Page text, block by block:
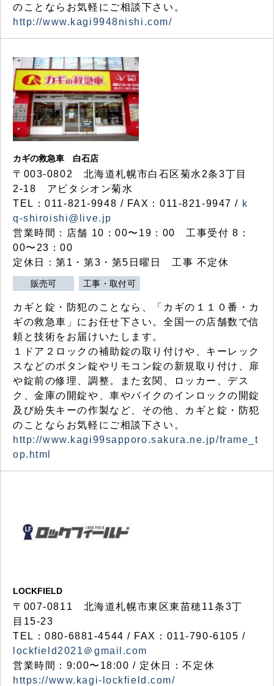
のことならお気軽にご相談下さい。
http://www.kagi9948nishi.com/
カギの救急車 白石店
〒003-0802 北海道札幌市白石区菊水2条3丁目
2-18 アビタシオン菊水
TEL：011-821-9948 / FAX：011-821-9947 / k
q-shiroishi@live.jp
営業時間：店舗 10：00〜19：00 工事受付 8：
00〜23：00
定休日：第1・第3・第5日曜日 工事 不定休
販売可 工事・取付可
カギと錠・防犯のことなら、「カギの１１０番・カ
ギの救急車」にお任せ下さい。全国一の店舗数で信
頼と技術をお届けいたします。
１ドア２ロックの補助錠の取り付けや、キーレック
スなどのボタン錠やリモコン錠の新規取り付け、扉
や錠前の修理、調整。また玄関、ロッカー、デス
ク、金庫の開錠や、車やバイクのインロックの開錠
及び紛失キーの作製など、その他、カギと錠・防犯
のことならお気軽にご相談下さい。
http://www.kagi99sapporo.sakura.ne.jp/frame_t
op.html
LOCKFIELD
〒007-0811 北海道札幌市東区東苗穂11条3丁
目15-23
TEL：080-6881-4544 / FAX：011-790-6105 /
lockfield2021＠gmail.com
営業時間：9:00〜18:00 / 定休日：不定休
https://www.kagi-lockfield.com/